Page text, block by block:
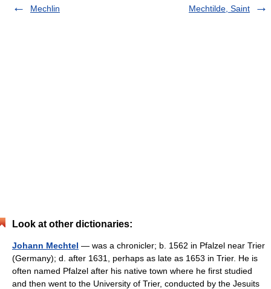
Mechlin
Mechtilde, Saint
Look at other dictionaries:
Johann Mechtel — was a chronicler; b. 1562 in Pfalzel near Trier
(Germany); d. after 1631, perhaps as late as 1653 in Trier. He is
often named Pfalzel after his native town where he first studied
and then went to the University of Trier, conducted by the Jesuits